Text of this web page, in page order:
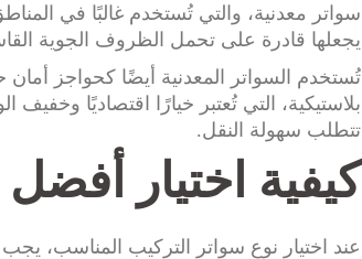
سواتر معدنية، والتي تُستخدم غالبًا في
يجعلها قادرة على تحمل الظروف الجوية
تُستخدم السواتر المعدنية أيضًا كحواجز
بلاستيكية، التي تُعتبر خيارًا اقتصاديًا
تتطلب سهولة النقل.
كيفية اختيار
عند اختيار نوع سواتر التركيب المناسب،